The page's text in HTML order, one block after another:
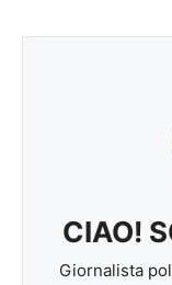
CIAO!
Giornalista